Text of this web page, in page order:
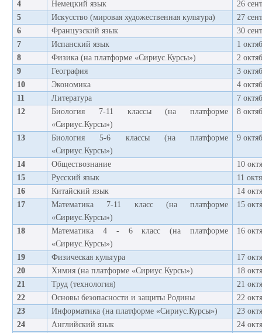
4
Немецкий язык
26
5
Искусство (мировая художественная культура)
27
6
Французский язык
30
7
Испанский язык
1
8
Физика (на платформе «Сириус.Курсы»)
2
9
География
3
10
Экономика
4
11
Литература
7
12
Биология 7-11 классы (на платформе
«Сириус.Курсы»)
8
13
Биология 5-6 классы (на платформе
«Сириус.Курсы»)
9
14 Обществознание
10
15
Русский язык
11
16
Китайский язык
14
17
Математика 7-11 класс (на платформе
«Сириус.Курсы»)
15
18
Математика 4 - 6 класс (на платформе
«Сириус.Курсы»)
16
19 Физическая культура
17
20
Химия (на платформе «Сириус.Курсы»)
18
21
Труд (технология)
21
22
Основы безопасности и защиты Родины
22
23
Информатика (на платформе «Сириус.Курсы»)
23
24
Английский язык
24